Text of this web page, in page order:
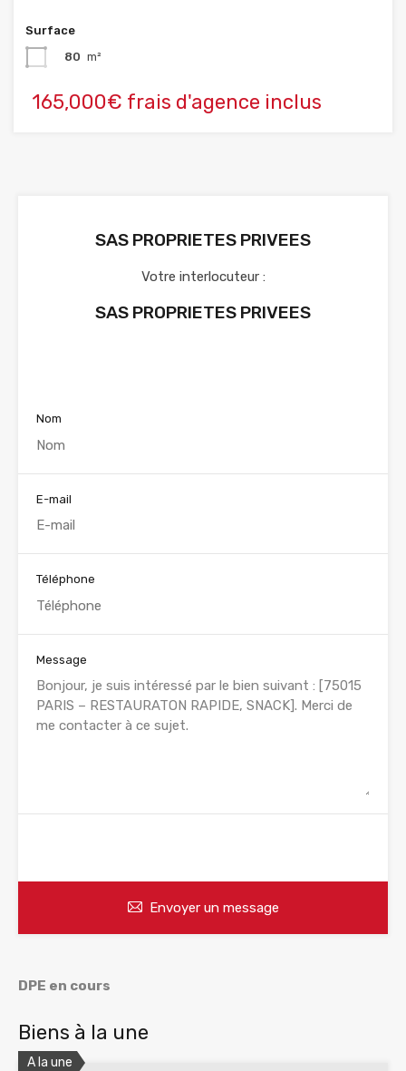
Surface
80 m²
165,000€ frais d'agence inclus
SAS PROPRIETES PRIVEES
Votre interlocuteur :
SAS PROPRIETES PRIVEES
Nom
E-mail
Téléphone
Message
Envoyer un message
DPE en cours
Biens à la une
A la une